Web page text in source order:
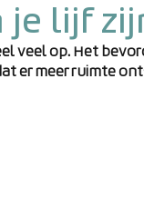
aanwezigheid
je lijf
veel op. Het
er meer ruimte